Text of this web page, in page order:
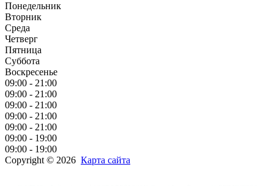
Понедельник
Вторник
Среда
Четверг
Пятница
Суббота
Воскресенье
09:00 - 21:00
09:00 - 21:00
09:00 - 21:00
09:00 - 21:00
09:00 - 21:00
09:00 - 19:00
09:00 - 19:00
Copyright © 2026 Карта сайта